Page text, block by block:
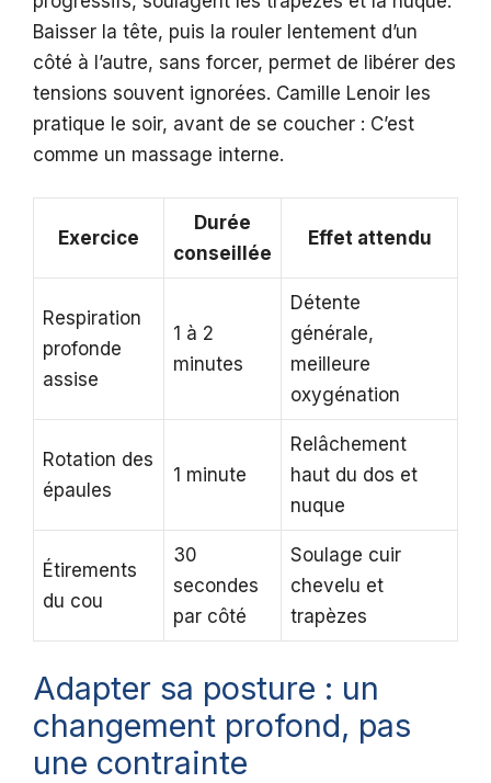
Baisser la tête, puis la rouler lentement d’un
côté à l’autre, sans forcer, permet de libérer des
tensions souvent ignorées. Camille Lenoir les
pratique le soir, avant de se coucher : C’est
comme un massage interne.
Exercice
Durée
conseillée
Effet attendu
Respiration
profonde
assise
1 à 2
minutes
Détente
générale,
meilleure
oxygénation
Rotation des
épaules
1 minute
Relâchement
haut du dos et
nuque
Étirements
du cou
30
secondes
par côté
Soulage cuir
chevelu et
trapèzes
Adapter sa posture : un
changement profond, pas
une contrainte